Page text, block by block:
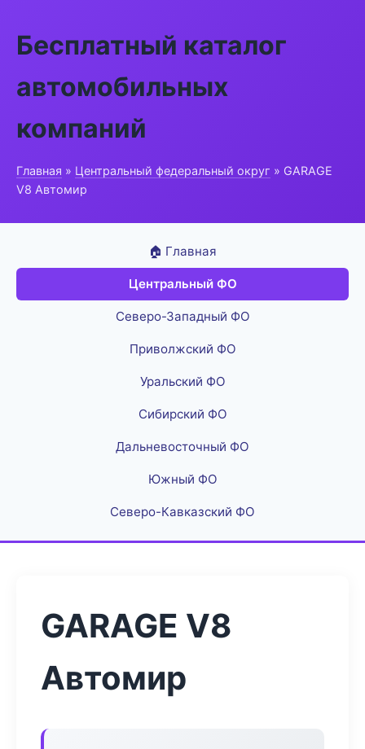
Бесплатный каталог
автомобильных
компаний
Главная » Центральный федеральный округ » GARAGE
V8 Автомир
🏠 Главная
Центральный ФО
Северо-Западный ФО
Приволжский ФО
Уральский ФО
Сибирский ФО
Дальневосточный ФО
Южный ФО
Северо-Кавказский ФО
GARAGE V8
Автомир